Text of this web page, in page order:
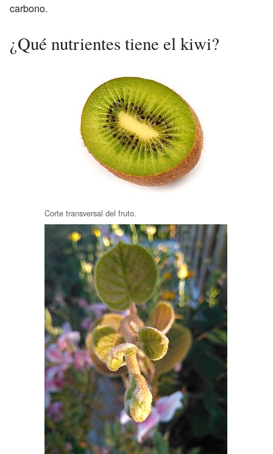
carbono.
¿Qué nutrientes tiene el kiwi?
Corte transversal del fruto.